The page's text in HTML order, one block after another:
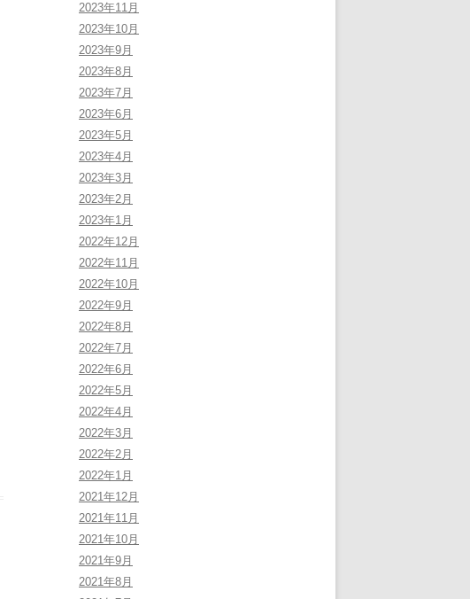
2023年11月
2023年10月
2023年9月
2023年8月
2023年7月
2023年6月
2023年5月
2023年4月
2023年3月
2023年2月
2023年1月
2022年12月
2022年11月
2022年10月
2022年9月
2022年8月
2022年7月
2022年6月
2022年5月
2022年4月
2022年3月
2022年2月
2022年1月
2021年12月
2021年11月
2021年10月
2021年9月
2021年8月